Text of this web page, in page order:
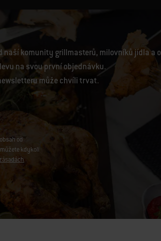
naší komunity grillmasterů, milovníků jídla a
na svou první objednávku.
může chvíli trvat.
od
kdykoli